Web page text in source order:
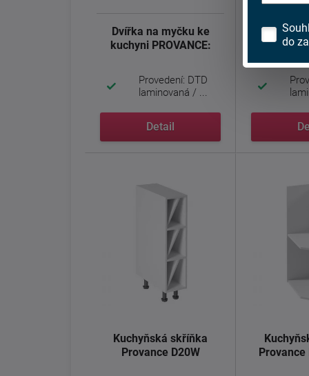
Dvířka na myčku ke
kuchyni PROVANCE:
Provedení: DTD
laminovaná / ...
Detail
Dvířka
kuchyni
Kuchyňská skříňka
Provance D20W
Provance
do